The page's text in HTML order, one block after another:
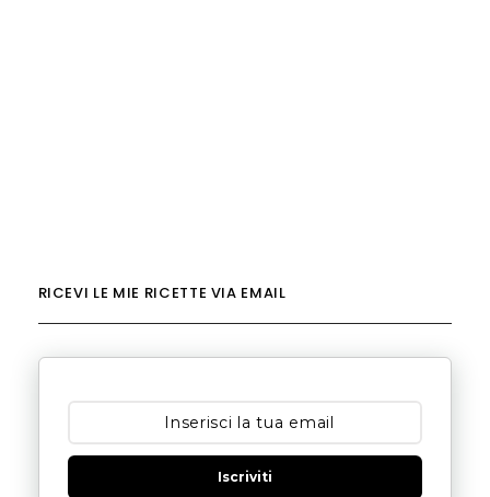
RICEVI LE MIE RICETTE VIA EMAIL
Iscriviti